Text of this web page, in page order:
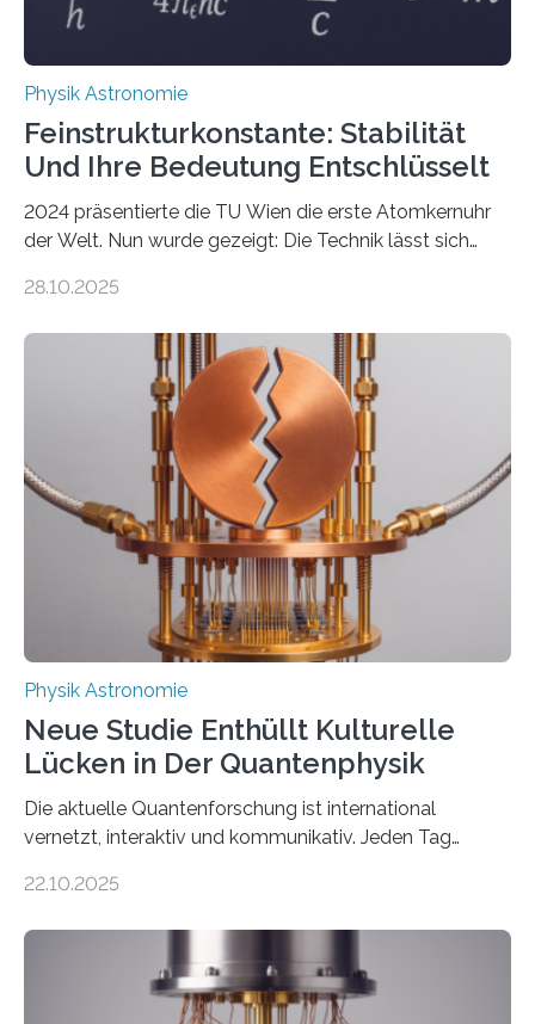
Physik Astronomie
Feinstrukturkonstante: Stabilität
Und Ihre Bedeutung Entschlüsselt
2024 präsentierte die TU Wien die erste Atomkernuhr
der Welt. Nun wurde gezeigt: Die Technik lässt sich
fundamentalen Physik nachzugehen. Thorium-
Messungen verwenden. Das hatte man jahrzehntelang
vermutet, weltweit war nach den passenden
Atomkern-Zuständen gesucht worden, 2024 gelang
einem Team der TU Wien mit Unterstützung
internationaler Partner der entscheidende Durchbruch:
Der lange diskutierte Thorium-Kernübergang wurde
gefunden. Kurz darauf konnte man zeigen, dass sich
Thorium tatsächlich nutzen lässt, um hochpräzise…
28.10.2025
Physik Astronomie
Neue Studie Enthüllt Kulturelle
Lücken in Der Quantenphysik
Die aktuelle Quantenforschung ist international
vernetzt, interaktiv und kommunikativ. Jeden Tag
oft von Autor*innen, die eng zusammenarbeiten. Neue
werden schnell weiterentwickelt. Dies ist der Alltag in
der Forschung der Quantentheorie, die dieses Jahr 100
22.10.2025